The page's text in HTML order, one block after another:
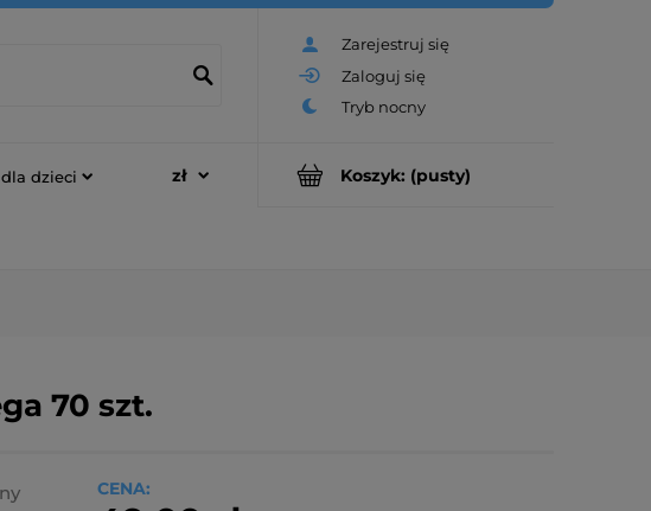
Zarejestruj się
Zaloguj się
Koszyk: (pusty)
dzieci
70 szt.
CENA: